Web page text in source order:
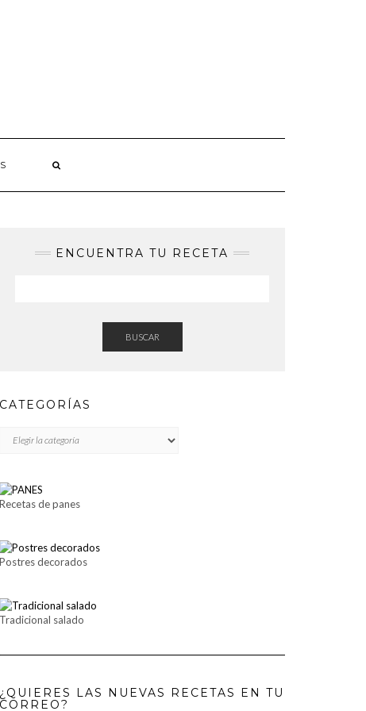
ENCUENTRA TU RECETA
BUSCAR
CATEGORÍAS
Recetas de panes
Postres decorados
Tradicional salado
¿QUIERES LAS NUEVAS RECETAS EN TU
CORREO?